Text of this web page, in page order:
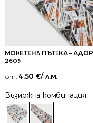
МОКЕТЕНА ПЪТЕКА – АДОР
2609
от: 4.50 €/ л.м.
Възможна комбинация